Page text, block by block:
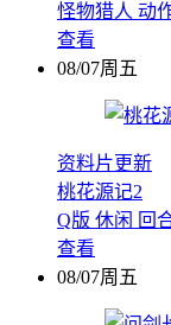
怪物猎人 动
查看
08/07周五
资料片更新
桃花源记2
Q版 休闲 回
查看
08/07周五